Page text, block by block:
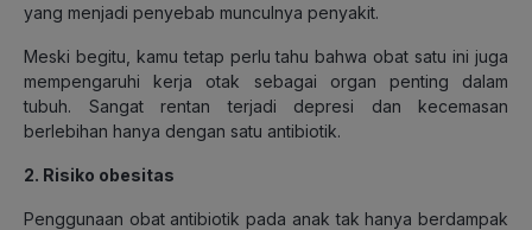
yang menjadi penyebab munculnya penyakit.
Meski begitu, kamu tetap perlu tahu bahwa obat satu ini juga
mempengaruhi kerja otak sebagai organ penting dalam
tubuh. Sangat rentan terjadi depresi dan kecemasan
berlebihan hanya dengan satu antibiotik.
2. Risiko obesitas
Penggunaan obat antibiotik pada anak tak hanya berdampak